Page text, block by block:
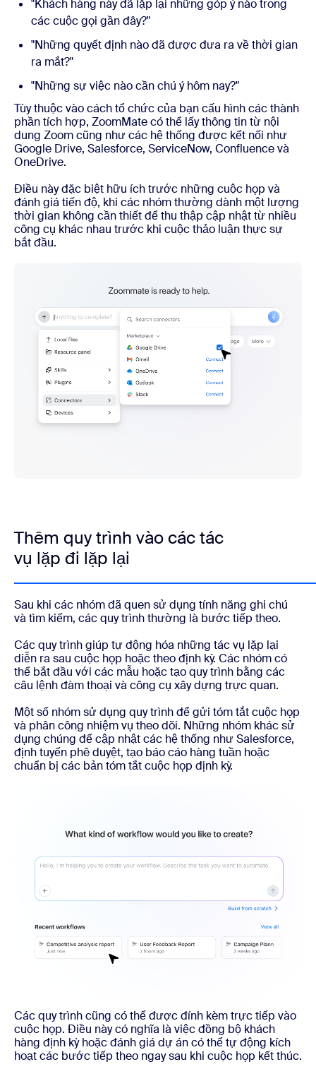
"Khách hàng này đã lặp lại những góp ý nào trong
các cuộc gọi gần đây?"
"Những quyết định nào đã được đưa ra về thời gian
ra mắt?"
"Những sự việc nào cần chú ý hôm nay?"
Tùy thuộc vào cách tổ chức của bạn cấu hình các thành
phần tích hợp, ZoomMate có thể lấy thông tin từ nội
dung Zoom cũng như các hệ thống được kết nối như
Google Drive, Salesforce, ServiceNow, Confluence và
OneDrive.
Điều này đặc biệt hữu ích trước những cuộc họp và
đánh giá tiến độ, khi các nhóm thường dành một lượng
thời gian không cần thiết để thu thập cập nhật từ nhiều
công cụ khác nhau trước khi cuộc thảo luận thực sự
bắt đầu.
Thêm quy trình vào các tác
vụ lặp đi lặp lại
Sau khi các nhóm đã quen sử dụng tính năng ghi chú
và tìm kiếm, các quy trình thường là bước tiếp theo.
Các quy trình giúp tự động hóa những tác vụ lặp lại
diễn ra sau cuộc họp hoặc theo định kỳ. Các nhóm có
thể bắt đầu với các mẫu hoặc tạo quy trình bằng các
câu lệnh đàm thoại và công cụ xây dựng trực quan.
Một số nhóm sử dụng quy trình để gửi tóm tắt cuộc họp
và phân công nhiệm vụ theo dõi. Những nhóm khác sử
dụng chúng để cập nhật các hệ thống như Salesforce,
định tuyến phê duyệt, tạo báo cáo hàng tuần hoặc
chuẩn bị các bản tóm tắt cuộc họp định kỳ.
Các quy trình cũng có thể được đính kèm trực tiếp vào
cuộc họp. Điều này có nghĩa là việc đồng bộ khách
hàng định kỳ hoặc đánh giá dự án có thể tự động kích
hoạt các bước tiếp theo ngay sau khi cuộc họp kết thúc.